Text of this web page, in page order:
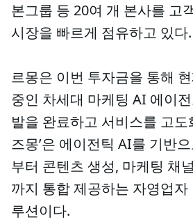
본그룹 등 20여 개 본사를 고
시장을 빠르게 점유하고 있다.
르몽은 이번 투자금을 통해
중인 차세대 마케팅 AI 에이전
발을 완료하고 서비스를 고도
즈몽’은 에이전틱 AI를 기반
부터 콘텐츠 생성, 마케팅 채
까지 통합 제공하는 자영업
루션이다.